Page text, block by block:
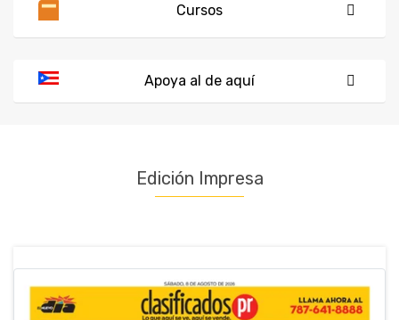
Cursos
Apoya al de aquí
Edición Impresa